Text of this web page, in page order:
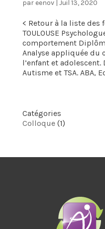
par eenov| Juil 13, 2020
< Retour à la liste des
TOULOUSE
comportement
Analyse appliquée du
l’enfant et adolescent.
Autisme et TSA. ABA,
Catégories
Colloque(1)